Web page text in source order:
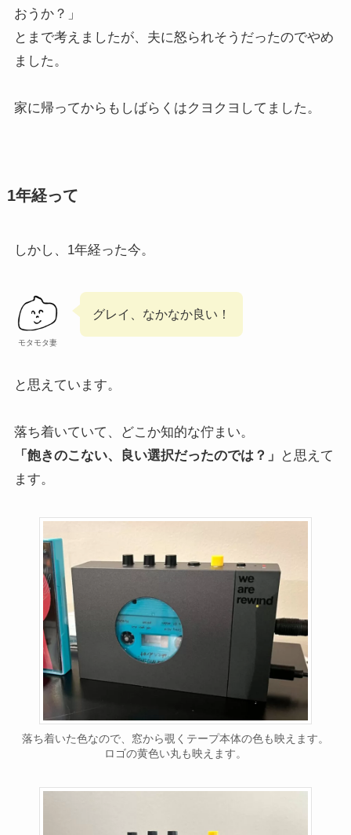
おうか？」
とまで考えましたが、夫に怒られそうだったのでやめ
ました。
家に帰ってからもしばらくはクヨクヨしてました。
1年経って
しかし、1年経った今。
モタモタ妻
グレイ、なかなか良い！
と思えています。
落ち着いていて、どこか知的な佇まい。
「飽きのこない、良い選択だったのでは？」
と思えて
ます。
落ち着いた色なので、窓から覗くテープ本体の色も映えます。
ロゴの黄色い丸も映えます。